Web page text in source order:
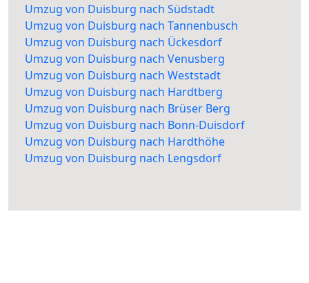
Umzug von Duisburg nach Südstadt
Umzug von Duisburg nach Tannenbusch
Umzug von Duisburg nach Ückesdorf
Umzug von Duisburg nach Venusberg
Umzug von Duisburg nach Weststadt
Umzug von Duisburg nach Hardtberg
Umzug von Duisburg nach Brüser Berg
Umzug von Duisburg nach Bonn-Duisdorf
Umzug von Duisburg nach Hardthöhe
Umzug von Duisburg nach Lengsdorf